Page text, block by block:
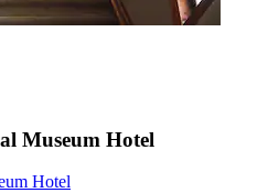
Museum Hotel
Hotel